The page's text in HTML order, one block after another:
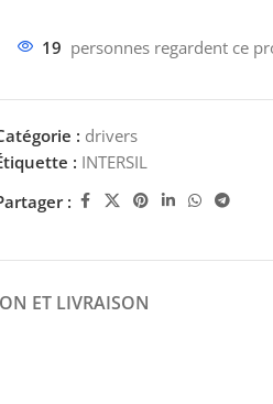
19 personnes regardent ce
: drivers
: INTERSIL
:
ET LIVRAISON